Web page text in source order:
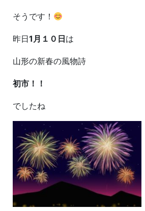
そうです！
昨日1月１０日は
山形の新春の風物詩
初市！！
でしたね